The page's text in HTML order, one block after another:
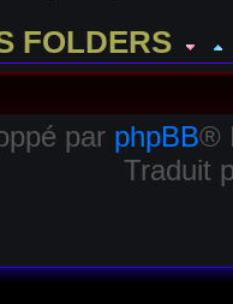
FOLDERS
lu fermé Sujet lu fermé dans
Sujet
par phpBB®
Traduit